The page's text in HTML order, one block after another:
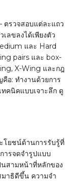
รวจสอบแต่ละแถว
ลขลงได้เพียงตัว
และ Hard
pairs และ box-
X-Wing และกฎ
อ: ทำงานด้วยการ
ทคนิคแบบเจาะลึก ดู
โยชน์ด้านการรับรู้ที่
ารจดจำรูปแบบ
สามหน้าที่หลักของ
มาธิดีขึ้น ความจำ